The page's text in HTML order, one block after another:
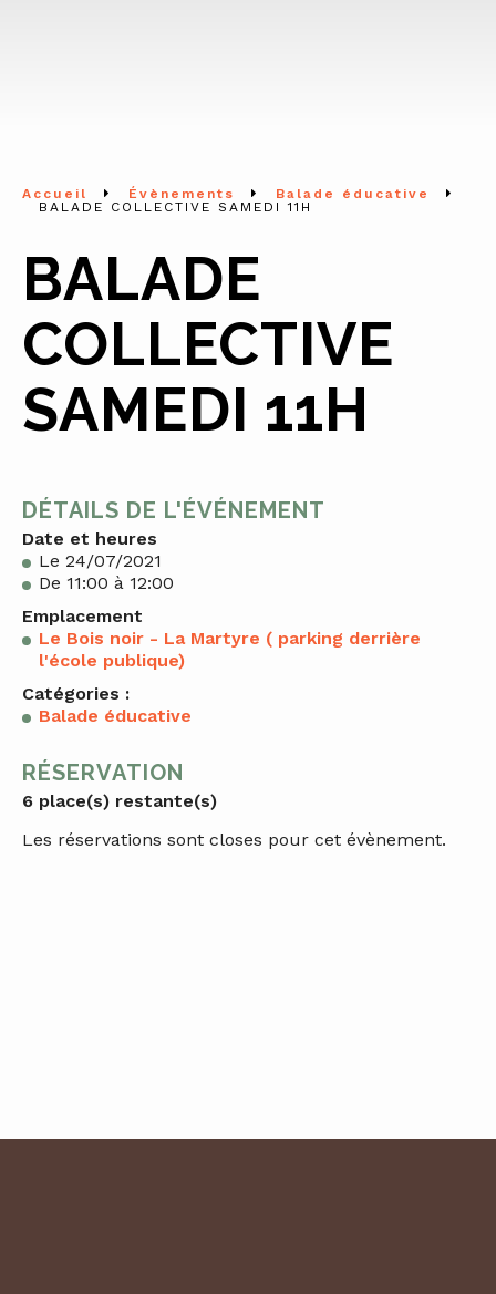
Accueil Évènements
Balade éducative
BALADE COLLECTIVE SAMEDI 11H
BALADE
COLLECTIVE
SAMEDI 11H
DÉTAILS DE L'ÉVÉNEMENT
Date et heures
Le 24/07/2021
De 11:00 à 12:00
Emplacement
Le Bois noir - La Martyre ( parking derrière
l'école publique)
Catégories :
Balade éducative
RÉSERVATION
6 place(s) restante(s)
Les réservations sont closes pour cet évènement.